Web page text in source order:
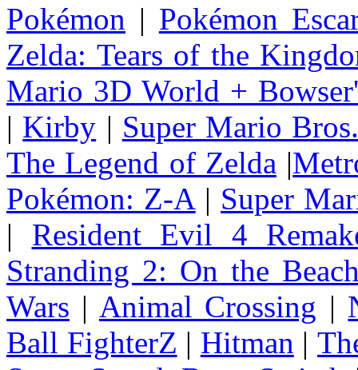
Pokémon | Pokémon
Zelda: Tears of the
Mario 3D World +
| Kirby | Super Mario
The Legend of Zelda |
Pokémon: Z-A | Super
| Resident Evil 4
Stranding 2: On the
Wars | Animal Crossing |
Ball FighterZ | Hitman |